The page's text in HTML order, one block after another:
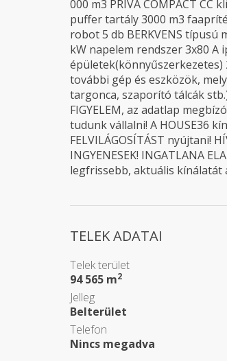
000 m3 PRIVA COMPACT
puffer tartály 3000 m3
robot 5 db BERKVENS típusú
kW napelem rendszer 3x80
további gép és eszközök,
targonca, szaporító tálcák
FIGYELEM, az adatlap
tudunk vállalni! A HOUSE36
FELVILÁGOSÍTÁST nyújtani!
INGYENESEK! INGATLANA
legfrissebb, aktuális kínálatát
TELEK ADATAI
Telek terület
94 565 m2
Jelleg
Belterület
Telefon
Nincs megadva